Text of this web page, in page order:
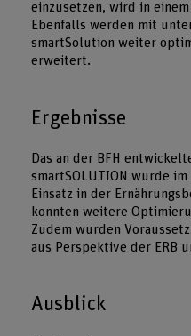
einzusetzen, wird in
Ebenfalls werden mit
smartSolution weiter
erweitert.
Ergebnisse
Das an der BFH
smartSOLUTION wurde
Einsatz in der
konnten weitere
Zudem wurden
aus Perspektive der ERB
Ausblick